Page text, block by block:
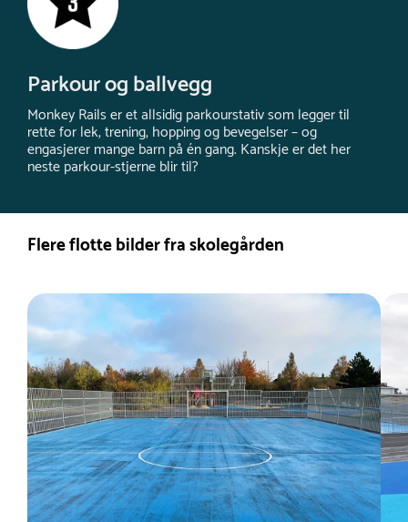
Parkour og ballvegg
Monkey Rails er et allsidig parkourstativ som legger til
rette for lek, trening, hopping og bevegelser – og
engasjerer mange barn på én gang. Kanskje er det her
neste parkour-stjerne blir til?
Flere flotte bilder fra skolegården